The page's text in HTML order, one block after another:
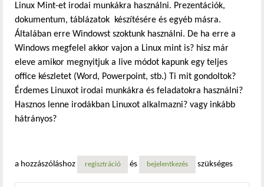
Linux Mint-et irodai munkákra használni. Prezentációk,
dokumentum, táblázatok készítésére és egyéb másra.
Általában erre Windowst szoktunk használni. De ha erre a
Windows megfelel akkor vajon a Linux mint is? hisz már
eleve amikor megnyitjuk a live módot kapunk egy teljes
office készletet (Word, Powerpoint, stb.) Ti mit gondoltok?
Érdemes Linuxot irodai munkákra és feladatokra használni?
Hasznos lenne irodákban Linuxot alkalmazni? vagy inkább
hátrányos?
a hozzászóláshoz regisztráció és bejelentkezés szükséges